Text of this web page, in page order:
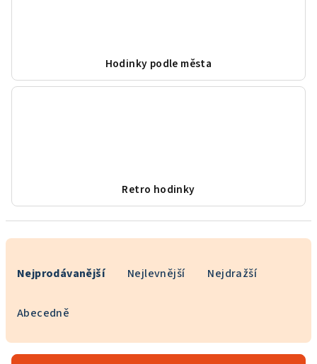
Hodinky podle města
Retro hodinky
Nejprodávanější Nejlevnější Nejdražší
Abecedně